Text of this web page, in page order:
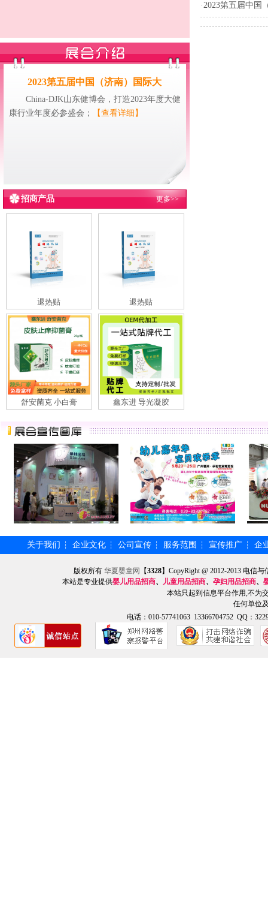
2023第五届中国（济南）国际大
China-DJK山东健博会，打造2023年度大健
康行业年度必参盛会；
【查看详细】
招商产品 更多>>
退热贴 退热贴
舒安菌克 小白膏 鑫东进 导光凝胶
·2023第五届中国
关于我们 ┆ 企业文化 ┆ 公司宣传 ┆ 服务范围 ┆ 宣传推广 ┆ 企
版权所有华夏婴童网 【3328】CopyRight @ 2012-2013 电信
本站是专业提供婴儿用品招商、 儿童用品招商、 孕妇用品招商、
本站只起到信息平台作用,不为
任何单位
电话：010-57741063 13366704752 QQ：